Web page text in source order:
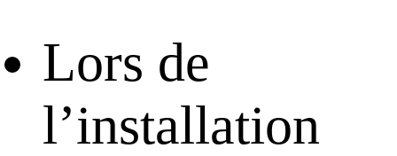
Lors de
l’installation